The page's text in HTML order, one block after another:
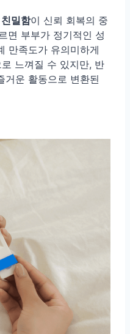
밀함이 신뢰 회복의 중
면 부부가 정기적인 성
만족도가 유의미하게
느껴질 수 있지만, 반
거운 활동으로 변환된